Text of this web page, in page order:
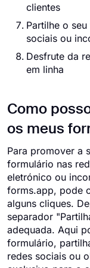
clientes
Partilhe o
sociais ou
Desfrute da
em linha
Como
os meus
Para promover a
formulário nas
eletrónico ou
forms.app, pode
alguns cliques.
separador
adequada. Aqui
formulário,
redes sociais ou